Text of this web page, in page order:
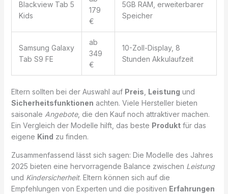
Blackview Tab 5
Kids
179
€
5GB RAM, erweiterbarer
Speicher
Samsung Galaxy
Tab S9 FE
ab
349
€
10-Zoll-Display, 8
Stunden Akkulaufzeit
Eltern sollten bei der Auswahl auf Preis Leistung und
Sicherheitsfunktionen achten. Viele Hersteller bieten
saisonale Angebote, die den Kauf noch attraktiver machen.
Ein Vergleich der Modelle hilft, das beste Produktfür das
eigene Kind zu finden.
Zusammenfassend lässt sich sagen: Die Modelle des Jahres
2025 bieten eine hervorragende Balance zwischen Leistung
und Kindersicherheit. Eltern können sich auf die
Empfehlungen von Experten und die positiven Erfahrungen